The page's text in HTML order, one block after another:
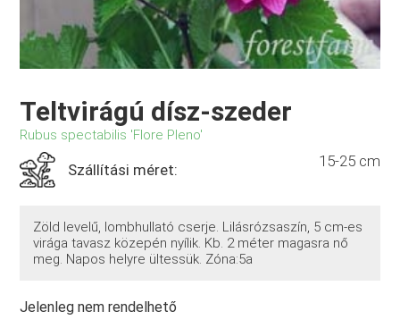
Teltvirágú dísz-szeder
Rubus spectabilis 'Flore Pleno'
Szállítási méret: 15-25 cm
Zöld levelű, lombhullató cserje. Lilásrózsaszín, 5 cm-es
virága tavasz közepén nyílik. Kb. 2 méter magasra nő
meg. Napos helyre ültessük. Zóna:5a
Jelenleg nem rendelhető